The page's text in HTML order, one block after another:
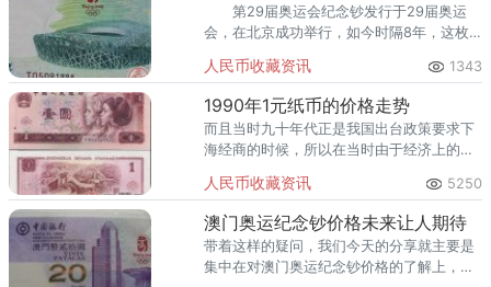
第29届奥运会纪念钞发行于29届奥运
会，在北京成功举行，如今时隔8年，这枚
人民币收藏资讯 1343
1990年1元纸币的价格走势
而且当时九十年代正是我国出台政策要求下
海经商的时候，所以在当时由于经济上的飞
求比较高，所以才导致了如今残留稀少的局
面。
人民币收藏资讯 5250
澳门奥运纪念钞价格未来让人期待
带着这样的疑问，我们今天的分享就主要是
集中在对澳门奥运纪念钞价格的了解上，具